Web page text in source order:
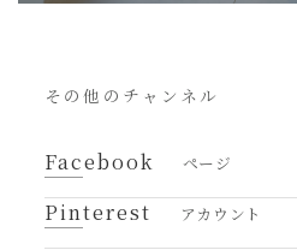
その他のチャンネル
Facebook ページ
Pinterest アカウント